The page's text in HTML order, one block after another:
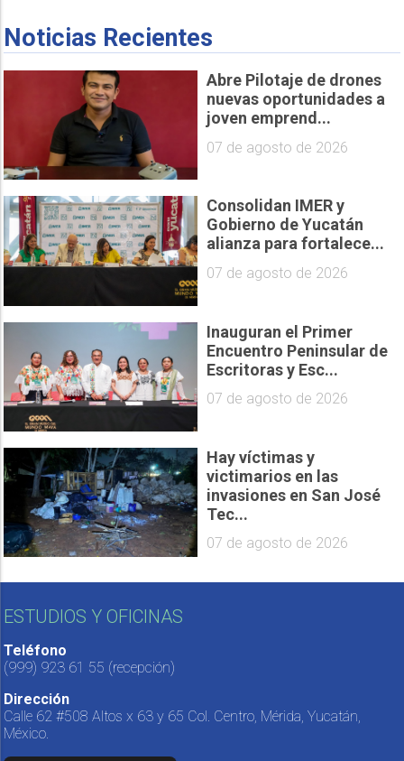
Noticias Recientes
Abre Pilotaje de drones
nuevas oportunidades a
joven emprend...
07 de agosto de 2026
Consolidan IMER y
Gobierno de Yucatán
alianza para fortalece...
07 de agosto de 2026
Inauguran el Primer
Encuentro Peninsular de
Escritoras y Esc...
07 de agosto de 2026
Hay víctimas y
victimarios en las
invasiones en San José
Tec...
07 de agosto de 2026
ESTUDIOS Y OFICINAS
Teléfono
(999) 923 61 55 (recepción)
Dirección
Calle 62 #508 Altos x 63 y 65 Col. Centro, Mérida, Yucatán,
México.